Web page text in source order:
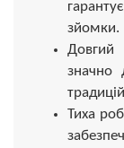
зйомки.
Довгий
значно
Тиха